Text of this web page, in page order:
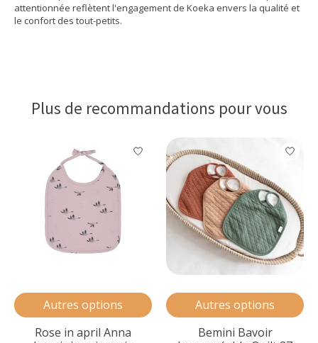
attentionnée reflètent l'engagement de Koeka envers la qualité et
le confort des tout-petits.
Plus de recommandations pour vous
Articles du carrousel de produits
Autres options
Rose in april Anna
Autres options
Bemini Bavoir